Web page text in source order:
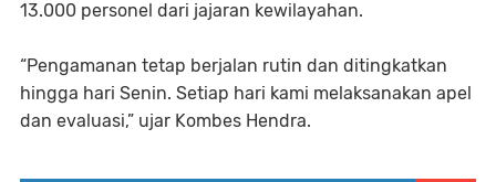
13.000 personel dari jajaran kewilayahan.
“Pengamanan tetap berjalan rutin dan ditingkatkan
hingga hari Senin. Setiap hari kami melaksanakan apel
dan evaluasi,” ujar Kombes Hendra.